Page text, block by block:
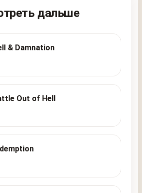
дальше
& Damnation
Out of Hell